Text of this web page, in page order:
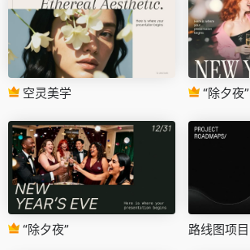
空灵美学 “除夕夜”
“除夕夜” 路线图项目